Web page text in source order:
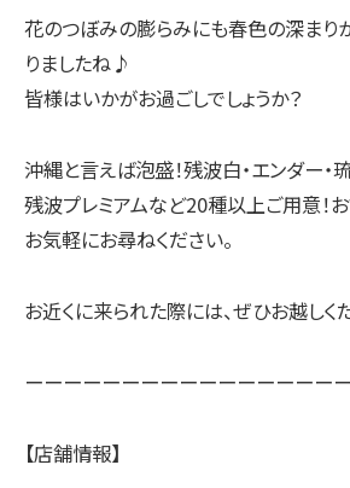
花のつぼみの膨らみにも春色の深まり
りましたね♪
皆様はいかがお過ごしでしょうか？
沖縄と言えば泡盛！残波白・エンダー・
残波プレミアムなど20種以上ご用意！
お気軽にお尋ねください。
お近くに来られた際には、ぜひお越しく
ーーーーーーーーーーーーーーーー
【店舗情報】